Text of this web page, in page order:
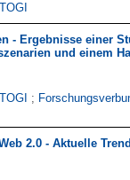
- Ergebnisse einer
und einem
;
2.0 - Aktuelle